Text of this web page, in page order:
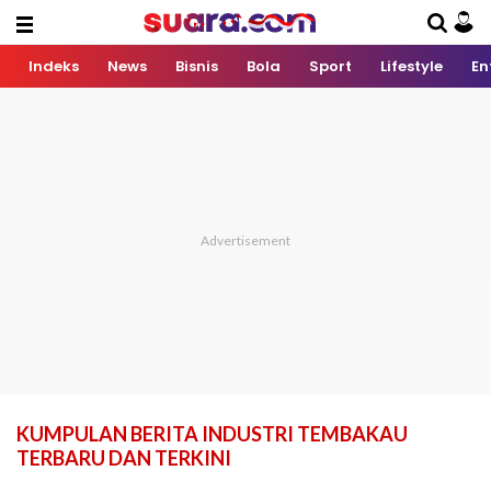
Indeks News Bisnis Bola Sport Lifestyle
KUMPULAN BERITA INDUSTRI TEMBAKAU
TERBARU DAN TERKINI